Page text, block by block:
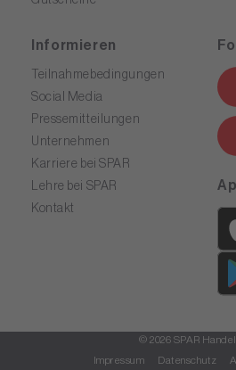
Informieren
Teilnahmebedingungen
Social Media
Pressemitteilungen
Unternehmen
Karriere bei SPAR
Lehre bei SPAR
Kontakt
© 2026 SPAR
Impressum
Datenschutz